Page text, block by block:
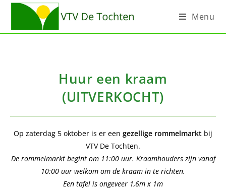
Menu
Huur een kraam
(UITVERKOCHT)
Op zaterdag 5 oktober is er een gezellige rommelmarkt bij
VTV De Tochten.
De rommelmarkt begint om 11:00 uur. Kraamhouders zijn vanaf
10:00 uur welkom om de kraam in te richten.
Een tafel is ongeveer 1,6m x 1m